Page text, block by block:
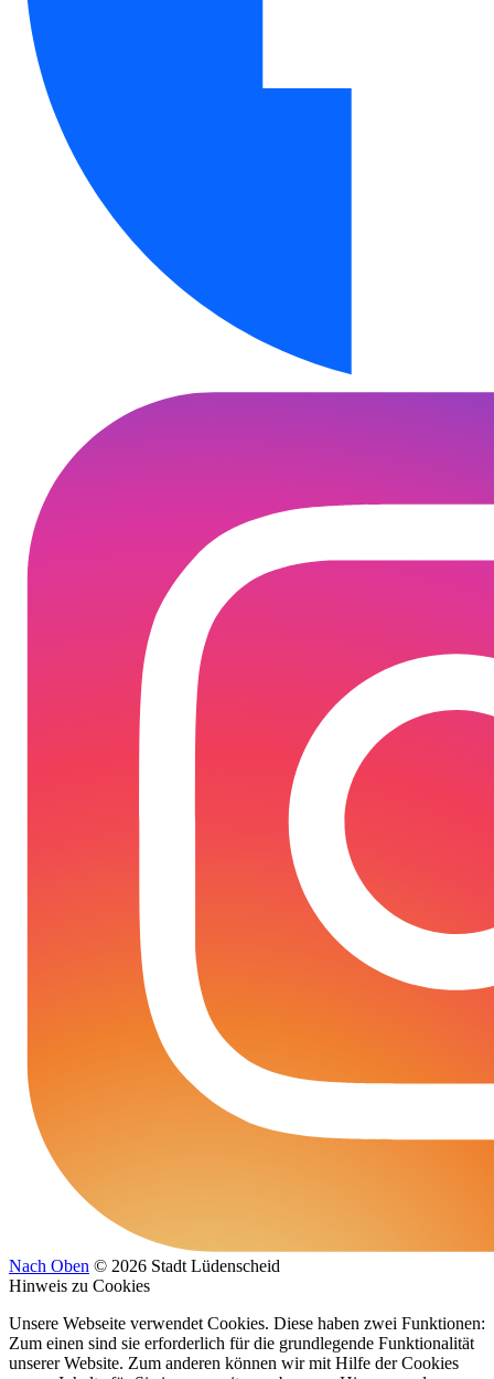
Nach Oben © 2026 Stadt Lüdenscheid
Hinweis zu Cookies
Unsere Webseite verwendet Cookies. Diese haben zwei Funktionen:
Zum einen sind sie erforderlich für die grundlegende Funktionalität
unserer Website. Zum anderen können wir mit Hilfe der Cookies